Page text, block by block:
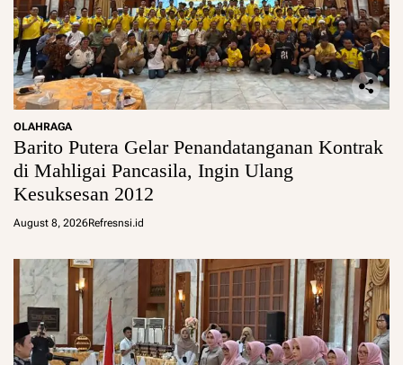
OLAHRAGA
Barito Putera Gelar Penandatanganan Kontrak
di Mahligai Pancasila, Ingin Ulang
Kesuksesan 2012
August 8, 2026Refresnsi.id